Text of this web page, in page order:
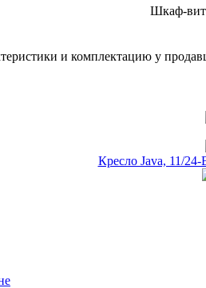
Шкаф-
и комплектацию у
Кресло Java, 11/